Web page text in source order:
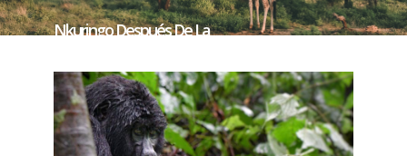
Nkuringo Después De La
Experiencia De Habituación De
Los Gorilas.